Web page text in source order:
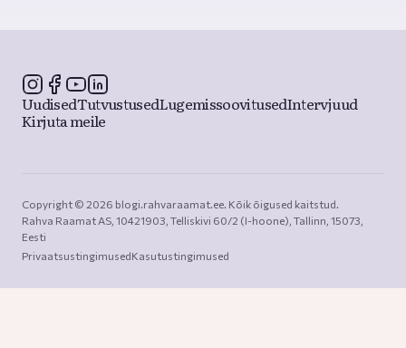
UudisedTutvustusedLugemissoovitusedIntervjuud
Kirjuta meile
Copyright © 2026 blogi.rahvaraamat.ee. Kõik õigused kaitstud.
Rahva Raamat AS, 10421903, Telliskivi 60/2 (I-hoone), Tallinn, 15073,
Eesti
PrivaatsustingimusedKasutustingimused